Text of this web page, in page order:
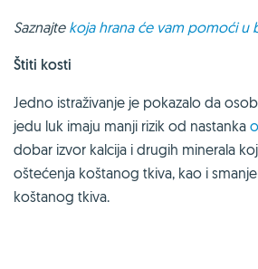
Saznajte koja hrana će vam pomoći u
Štiti kosti
Jedno istraživanje je pokazalo da
jedu luk imaju manji rizik od nastanka
dobar izvor kalcija i drugih minerala
oštećenja koštanog tkiva, kao i
koštanog tkiva.